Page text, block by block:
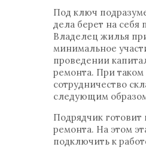
Под ключ
дела берет на себя
Владелец жилья
минимальное
проведении
ремонта. При таком
сотрудничество
следующим
Подрядчик готовит
ремонта. На этом
подключить к